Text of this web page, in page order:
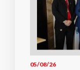
05/08/26